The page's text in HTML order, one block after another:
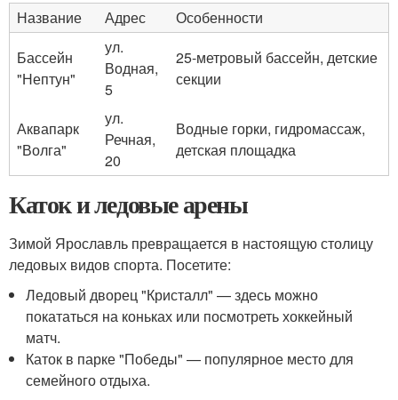
Название Адрес
Особенности
Бассейн
"Нептун"
ул.
Водная,
5
25-метровый бассейн, детские
секции
Аквапарк
"Волга"
ул.
Речная,
20
Водные горки, гидромассаж,
детская площадка
Каток и ледовые арены
Зимой Ярославль превращается в настоящую столицу
ледовых видов спорта. Посетите:
Ледовый дворец "Кристалл" — здесь можно
покататься на коньках или посмотреть хоккейный
матч.
Каток в парке "Победы" — популярное место для
семейного отдыха.